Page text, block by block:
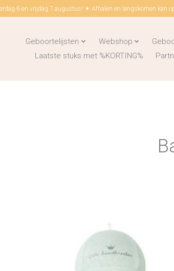
6 en vrijdag 7 augustus! ☀ Afhalen en langskomen kan
Geboortelijsten Webshop
Laatste stuks met %KORTING%